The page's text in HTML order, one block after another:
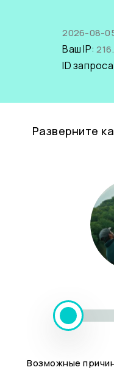
2026-08-
Ваш IP:
ID
Разверните
Возможные